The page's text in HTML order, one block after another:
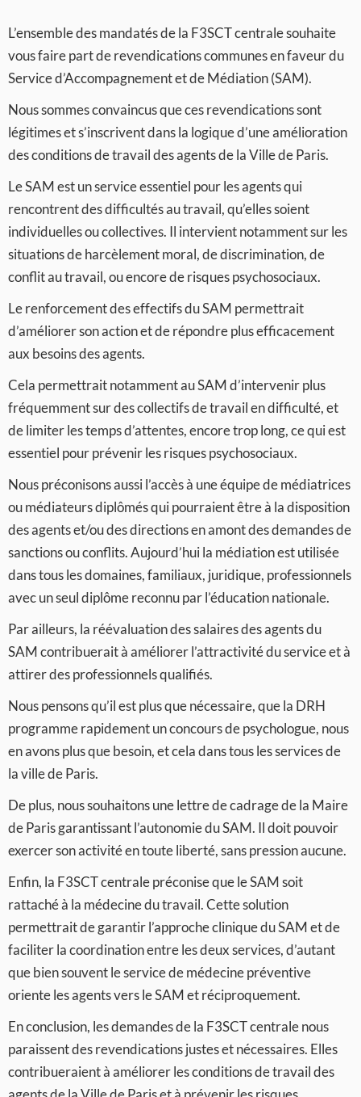
L’ensemble des mandatés de la F3SCT centrale souhaite
vous faire part de revendications communes en faveur du
Service d’Accompagnement et de Médiation (SAM).
Nous sommes convaincus que ces revendications sont
légitimes et s’inscrivent dans la logique d’une amélioration
des conditions de travail des agents de la Ville de Paris.
Le SAM est un service essentiel pour les agents qui
rencontrent des difficultés au travail, qu’elles soient
individuelles ou collectives. Il intervient notamment sur les
situations de harcèlement moral, de discrimination, de
conflit au travail, ou encore de risques psychosociaux.
Le renforcement des effectifs du SAM permettrait
d’améliorer son action et de répondre plus efficacement
aux besoins des agents.
Cela permettrait notamment au SAM d’intervenir plus
fréquemment sur des collectifs de travail en difficulté, et
de limiter les temps d’attentes, encore trop long, ce qui est
essentiel pour prévenir les risques psychosociaux.
Nous préconisons aussi l’accès à une équipe de médiatrices
ou médiateurs diplômés qui pourraient être à la disposition
des agents et/ou des directions en amont des demandes de
sanctions ou conflits. Aujourd’hui la médiation est utilisée
dans tous les domaines, familiaux, juridique, professionnels
avec un seul diplôme reconnu par l’éducation nationale.
Par ailleurs, la réévaluation des salaires des agents du
SAM contribuerait à améliorer l’attractivité du service et à
attirer des professionnels qualifiés.
Nous pensons qu’il est plus que nécessaire, que la DRH
programme rapidement un concours de psychologue, nous
en avons plus que besoin, et cela dans tous les services de
la ville de Paris.
De plus, nous souhaitons une lettre de cadrage de la Maire
de Paris garantissant l’autonomie du SAM. Il doit pouvoir
exercer son activité en toute liberté, sans pression aucune.
Enfin, la F3SCT centrale préconise que le SAM soit
rattaché à la médecine du travail. Cette solution
permettrait de garantir l’approche clinique du SAM et de
faciliter la coordination entre les deux services, d’autant
que bien souvent le service de médecine préventive
oriente les agents vers le SAM et réciproquement.
En conclusion, les demandes de la F3SCT centrale nous
paraissent des revendications justes et nécessaires. Elles
contribueraient à améliorer les conditions de travail des